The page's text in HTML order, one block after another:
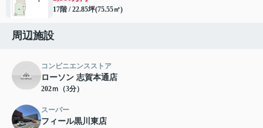
17階 / 22.85坪(75.55㎡)
周辺施設
コンビニエンスストア
ローソン 志賀本通店
202ｍ（3分）
スーパー
フィール黒川東店